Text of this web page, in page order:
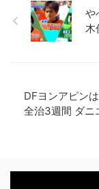
や
木
DFヨンアピン
全治3週間 ダニ